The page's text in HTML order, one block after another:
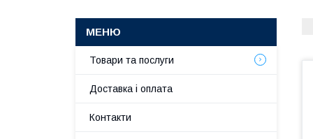
Товари та послуги
Доставка і оплата
Контакти